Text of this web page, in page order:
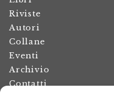
Riviste
Autori
Collane
Eventi
Archivio
Contatti